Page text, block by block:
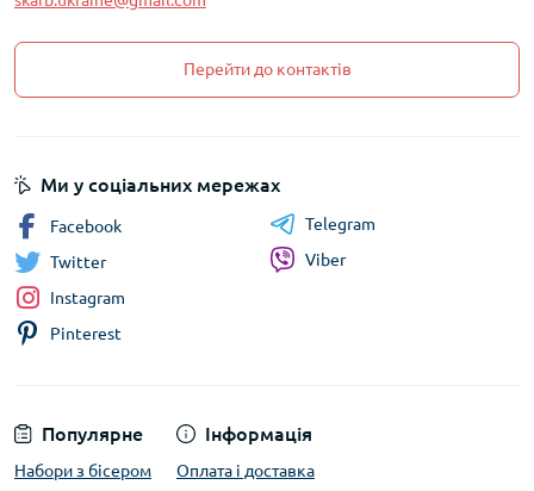
Перейти до контактів
Популярне
Набори з бісером
Інформація
Оплата і доставка
Ми у соціальних мережах
Facebook
Twitter
Instagram
Pinterest
Telegram
Viber